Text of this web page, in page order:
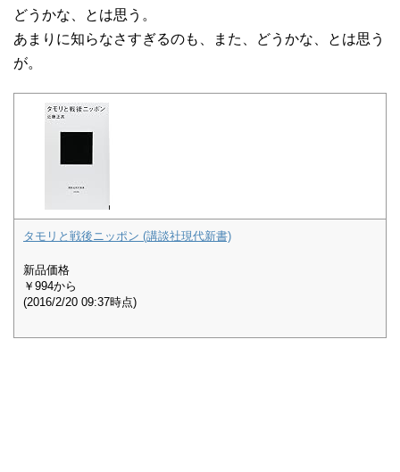
どうかな、とは思う。
あまりに知らなさすぎるのも、また、どうかな、とは思う
が。
タモリと戦後ニッポン (講談社現代新書)
新品価格
￥994から
(2016/2/20 09:37時点)